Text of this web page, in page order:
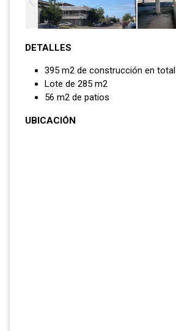
DETALLES
395 m2 de construcción en total
Lote de 285 m2
56 m2 de patios
UBICACIÓN